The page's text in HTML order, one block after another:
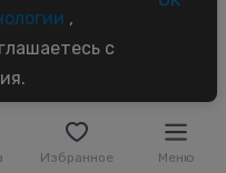
Избранное Меню
,
с